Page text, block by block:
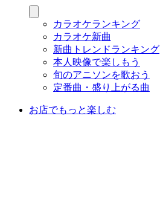
カラオケランキング
カラオケ新曲
新曲トレンドランキング
本人映像で楽しもう
旬のアニソンを歌おう
定番曲・盛り上がる曲
お店でもっと楽しむ